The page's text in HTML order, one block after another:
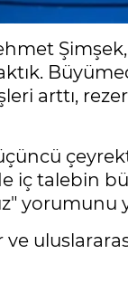
Şimşek,
arttı,
iç talebin
yorumunu